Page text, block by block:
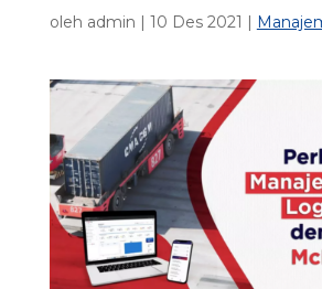
oleh admin | 10 Des 2021 |